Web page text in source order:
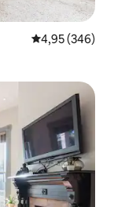
Évaluation
4,95 (346)